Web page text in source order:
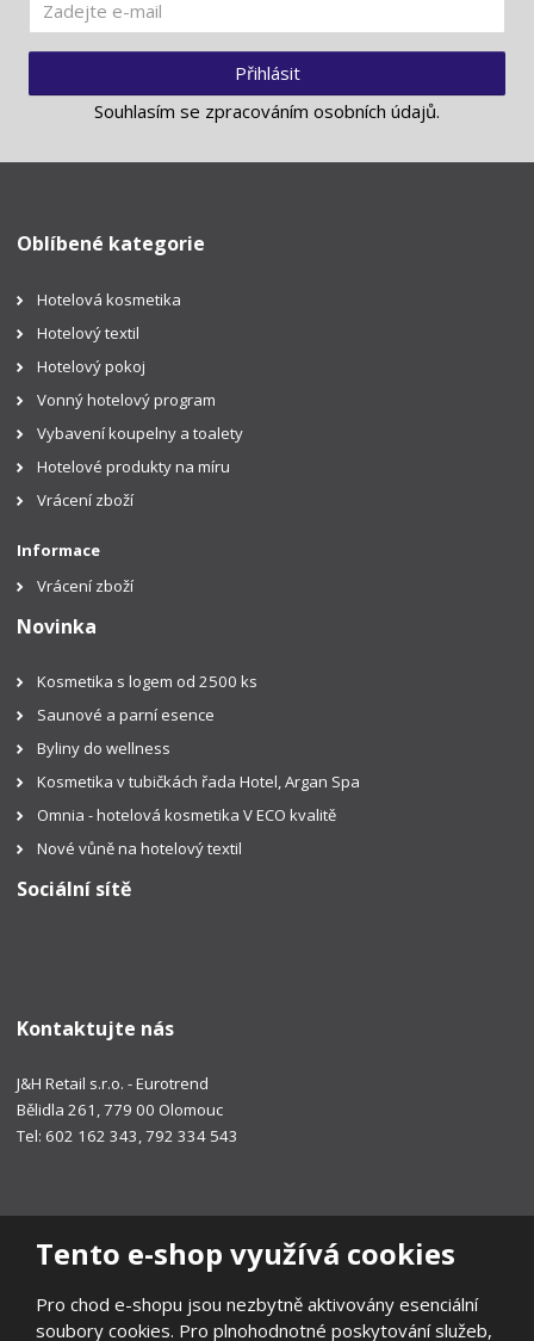
Tento e-shop využívá cookies
Pro chod e-shopu jsou nezbytně aktivovány esenciální
soubory cookies. Pro plnohodnotné poskytování služeb,
Přihlásit
Souhlasím se zpracováním osobních údajů.
Oblíbené kategorie
Hotelová kosmetika
Hotelový textil
Hotelový pokoj
Vonný hotelový program
Vybavení koupelny a toalety
Hotelové produkty na míru
Vrácení zboží
Informace
Vrácení zboží
Novinka
Kosmetika s logem od 2500 ks
Saunové a parní esence
Byliny do wellness
Kosmetika v tubičkách řada Hotel, Argan Spa
Omnia - hotelová kosmetika V ECO kvalitě
Nové vůně na hotelový textil
Sociální sítě
Kontaktujte nás
J&H Retail s.r.o. - Eurotrend
Bělidla 261, 779 00 Olomouc
Tel: 602 162 343, 792 334 543